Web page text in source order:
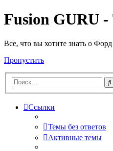
Fusion GURU
Все, что вы хотите знать о
Пропустить
Ссылки
Темы без ответов
Активные темы